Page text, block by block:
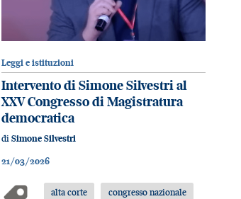
Leggi e istituzioni
Intervento di Simone Silvestri al
XXV Congresso di Magistratura
democratica
di Simone Silvestri
21/03/2026
alta corte
congresso nazionale